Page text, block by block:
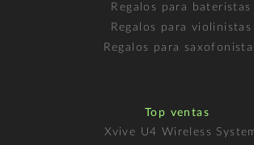
Regalos para bateristas
Regalos para violinistas
Regalos para
Top ventas
Xvive U4 Wireless